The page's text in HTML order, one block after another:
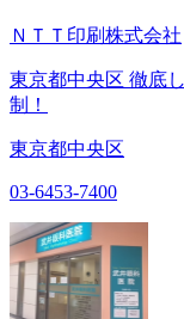
ＮＴＴ印刷株式会社
東京都中央区 徹底
制！
東京都中央区
03-6453-7400